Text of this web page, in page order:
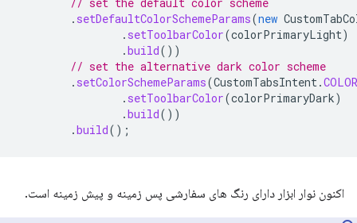
. setDefaultColorSchemeParams(new
. setToolbarColor(colorPrimaryLight)
.build())
// set the alternative dark color scheme
. setColorSchemeParams(CustomTabsIntent.
. setToolbarColor(colorPrimaryDark)
.build())
.build();
اکنون نوار ابزار دارای رنگ های سفارشی پس زمینه و پیش زمینه است.